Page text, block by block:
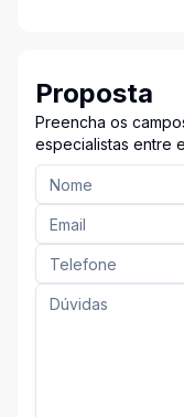
Proposta
Preencha os
especialistas entre